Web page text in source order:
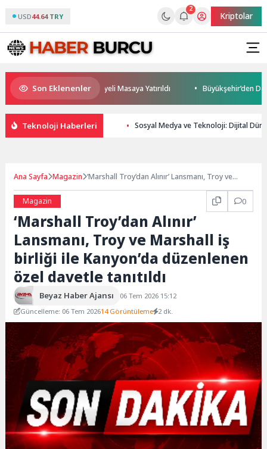
USD44.64 TRY
2
Kriptolar
Son Eklenenler
ve Yatırım Potansiyeli Masaya Yatırıldı Büyükşehir’den
Teknoloji Haberleri Sosyal Medya ve Teknoloji: Dijital
Ana Sayfa Magazin ‘Marshall Troy’dan Alınır’ Lansmanı, Troy ve
Magazin 0
‘Marshall Troy’dan Alınır’
Lansmanı, Troy ve Marshall iş
birliği ile Kanyon’da düzenlenen
özel davetle tanıtıldı
Beyaz Haber Ajansı
06 Tem 2026 15:12
Güncelleme: 06 Tem 202614 Görüntüleme 2 dk.